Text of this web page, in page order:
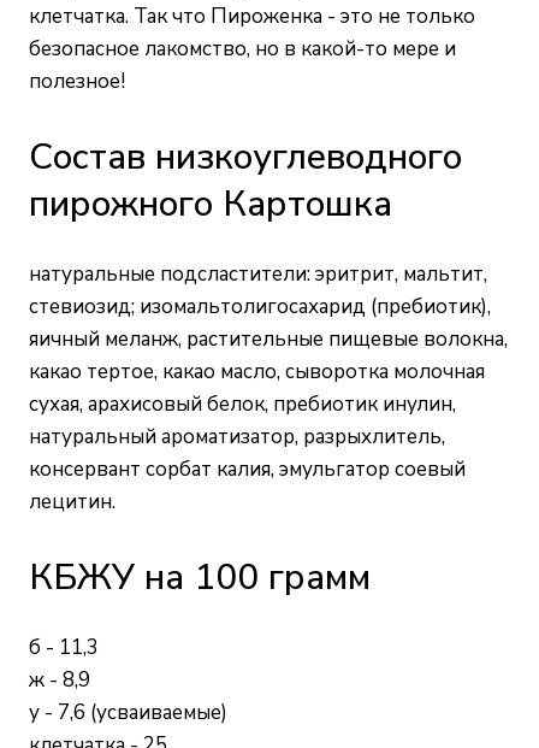
клетчатка. Так что Пироженка - это не только
безопасное лакомство, но в какой-то мере и
полезное!
Состав низкоуглеводного
пирожного Картошка
натуральные подсластители: эритрит, мальтит,
стевиозид; изомальтолигосахарид (пребиотик),
яичный меланж, растительные пищевые волокна,
какао тертое, какао масло, сыворотка молочная
сухая, арахисовый белок, пребиотик инулин,
натуральный ароматизатор, разрыхлитель,
консервант сорбат калия, эмульгатор соевый
лецитин.
КБЖУ на 100 грамм
б - 11,3
ж - 8,9
у - 7,6 (усваиваемые)